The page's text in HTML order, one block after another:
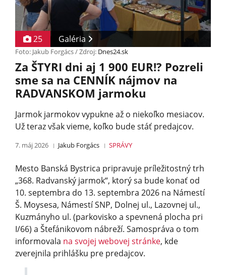
25 Galéria
Foto: Jakub Forgács / Zdroj: Dnes24.sk
Za ŠTYRI dni aj 1 900 EUR!? Pozreli
sme sa na CENNÍK nájmov na
RADVANSKOM jarmoku
Jarmok jarmokov vypukne až o niekoľko mesiacov.
Už teraz však vieme, koľko bude stáť predajcov.
7. máj 2026 Jakub Forgács SPRÁVY
Mesto Banská Bystrica pripravuje príležitostný trh
„368. Radvanský jarmok“, ktorý sa bude konať od
10. septembra do 13. septembra 2026 na Námestí
Š. Moysesa, Námestí SNP, Dolnej ul., Lazovnej ul.,
Kuzmányho ul. (parkovisko a spevnená plocha pri
I/66) a Štefánikovom nábreží. Samospráva o tom
informovala na svojej webovej stránke, kde
zverejnila prihlášku pre predajcov.